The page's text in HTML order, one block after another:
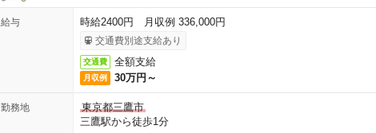
給与 時給2400円 月収例 336,000円
交通費別途支給あり
交通費 全額支給
月収例 30万円～
勤務地
東京都三鷹市
三鷹駅から徒歩1分